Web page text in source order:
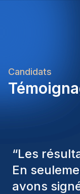
Candidats
“Les
toujours
divers